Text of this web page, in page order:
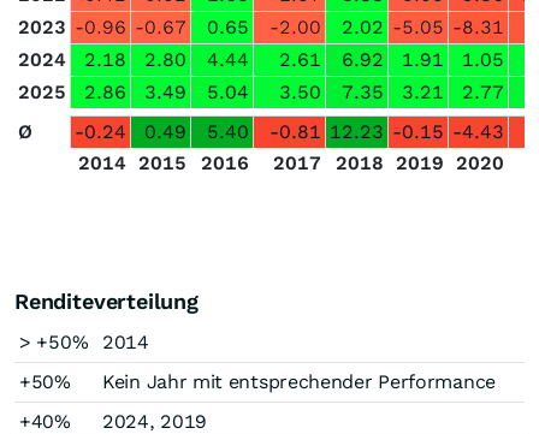
2023 -0.96 -0.67 0.65 -2.00 2.02 -5.05 -8.31
2024
2.18 2.80 4.44 2.61 6.92 1.91 1.05
2025
2.86 3.49 5.04 3.50 7.35 3.21 2.77
Ø
-0.24 0.49 5.40 -0.81 12.23 -0.15 -4.43
2014 2015 2016 2017 2018 2019 2020
Renditeverteilung
> +50%
2014
+50%
Kein Jahr mit entsprechender Performance
+40%
2024, 2019